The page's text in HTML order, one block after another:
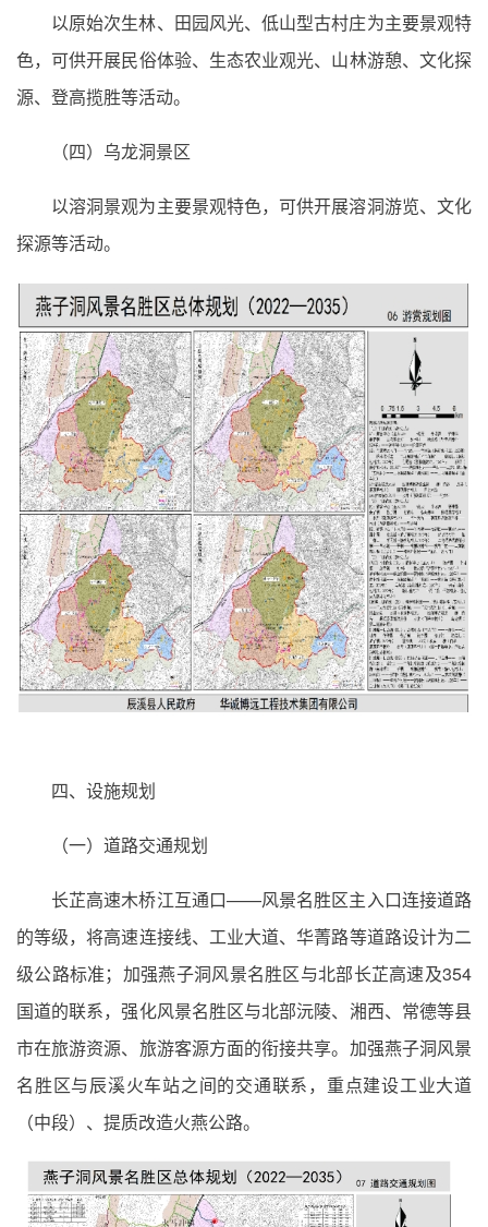
以原始次生林、田园风光、低山型古村庄为主要景观特
色，可供开展民俗体验、生态农业观光、山林游憩、文化探
源、登高揽胜等活动。
（四）乌龙洞景区
以溶洞景观为主要景观特色，可供开展溶洞游览、文化
探源等活动。
四、设施规划
（一）道路交通规划
长芷高速木桥江互通口——风景名胜区主入口连接道路
的等级，将高速连接线、工业大道、华菁路等道路设计为二
级公路标准；加强燕子洞风景名胜区与北部长芷高速及354
国道的联系，强化风景名胜区与北部沅陵、湘西、常德等县
市在旅游资源、旅游客源方面的衔接共享。加强燕子洞风景
名胜区与辰溪火车站之间的交通联系，重点建设工业大道
（中段）、提质改造火燕公路。